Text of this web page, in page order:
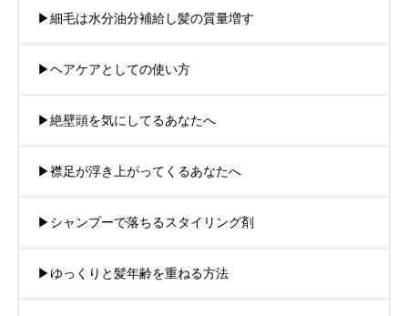
▶︎細毛は水分油分補給し髪の質量増す
▶︎ヘアケアとしての使い方
▶︎絶壁頭を気にしてるあなたへ
▶︎襟足が浮き上がってくるあなたへ
▶︎シャンプーで落ちるスタイリング剤
▶︎ゆっくりと髪年齢を重ねる方法